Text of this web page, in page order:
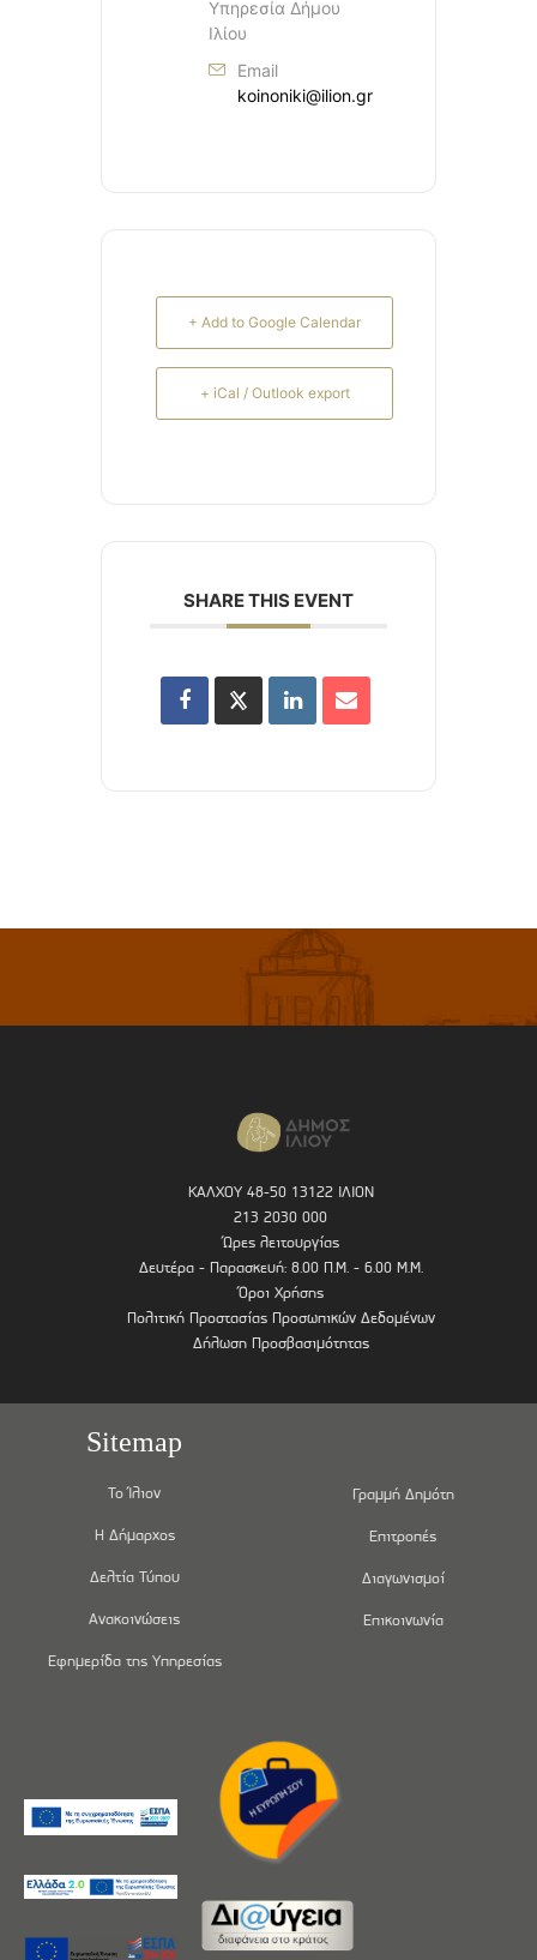
Υπηρεσία Δήμου
Ιλίου
Email
koinoniki@ilion.gr
+ Add to Google Calendar
+ iCal / Outlook export
SHARE THIS EVENT
ΚΑΛΧΟΥ 48-50 13122 ΙΛΙΟΝ
213 2030 000
Ώρες λειτουργίας
Δευτέρα - Παρασκευή: 8.00 Π.Μ. - 6.00 Μ.Μ.
Όροι Χρήσης
Πολιτική Προστασίας Προσωπικών Δεδομένων
Δήλωση Προσβασιμότητας
Sitemap
Το Ίλιον
Η Δήμαρχος
Δελτία Τύπου
Ανακοινώσεις
Εφημερίδα της Υπηρεσίας
Γραμμή Δημότη
Επιτροπές
Διαγωνισμοί
Επικοινωνία